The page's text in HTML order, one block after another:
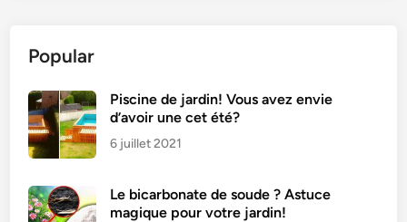
Popular
Piscine de jardin! Vous avez envie
d’avoir une cet été?
6 juillet 2021
Le bicarbonate de soude ? Astuce
magique pour votre jardin!